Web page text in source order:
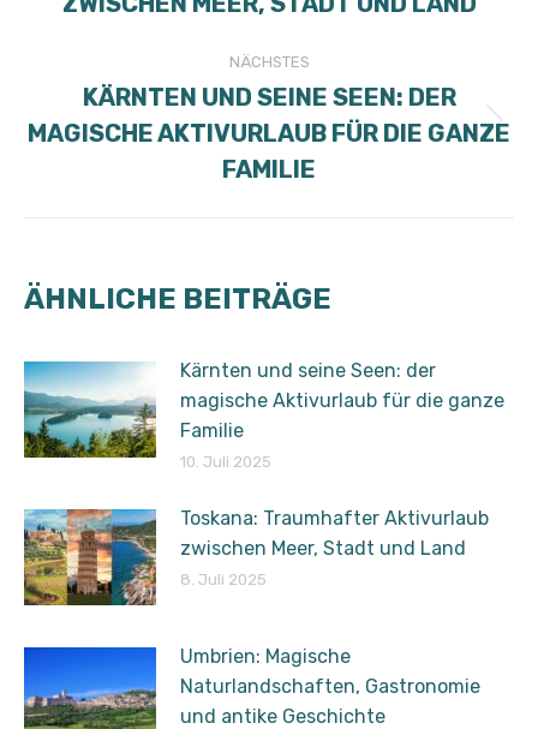
Beitrag:
NÄCHSTES
Nächster
Beitrag:
KÄRNTEN UND SEINE SEEN: DER
MAGISCHE AKTIVURLAUB FÜR DIE GANZE
FAMILIE
ÄHNLICHE BEITRÄGE
Kärnten und seine Seen: der
magische Aktivurlaub für die ganze
Familie
10. Juli 2025
Toskana: Traumhafter Aktivurlaub
zwischen Meer, Stadt und Land
8. Juli 2025
Umbrien: Magische
Naturlandschaften, Gastronomie
und antike Geschichte